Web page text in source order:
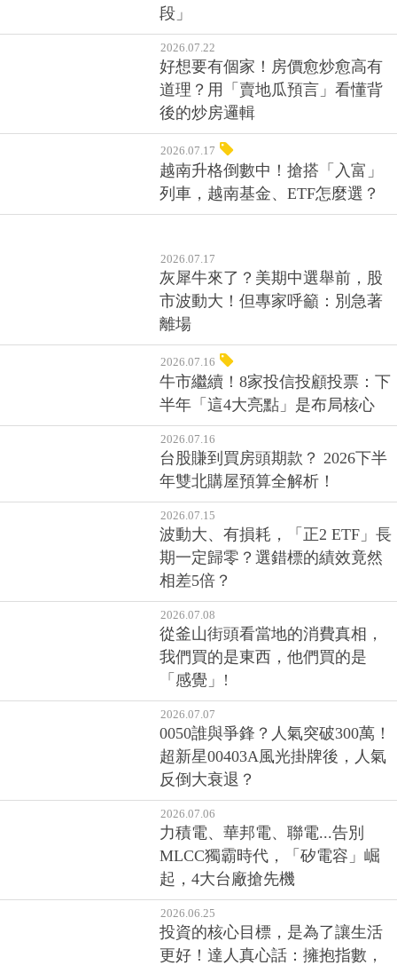
段」
2026.07.22
好想要有個家！房價愈炒愈高有
道理？用「賣地瓜預言」看懂背
後的炒房邏輯
2026.07.17
越南升格倒數中！搶搭「入富」
列車，越南基金、ETF怎麼選？
2026.07.17
灰犀牛來了？美期中選舉前，股
市波動大！但專家呼籲：別急著
離場
2026.07.16
牛市繼續！8家投信投顧投票：下
半年「這4大亮點」是布局核心
2026.07.16
台股賺到買房頭期款？ 2026下半
年雙北購屋預算全解析！
2026.07.15
波動大、有損耗，「正2 ETF」長
期一定歸零？選錯標的績效竟然
相差5倍？
2026.07.08
從釜山街頭看當地的消費真相，
我們買的是東西，他們買的是
「感覺」!
2026.07.07
0050誰與爭鋒？人氣突破300萬！
超新星00403A風光掛牌後，人氣
反倒大衰退？
2026.07.06
力積電、華邦電、聯電...告別
MLCC獨霸時代，「矽電容」崛
起，4大台廠搶先機
2026.06.25
投資的核心目標，是為了讓生活
更好！達人真心話：擁抱指數，